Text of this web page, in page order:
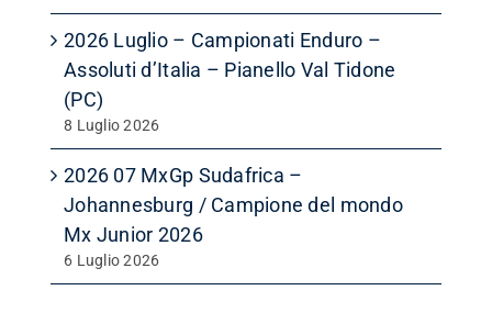
2026 Luglio – Campionati Enduro –
Assoluti d’Italia – Pianello Val Tidone
(PC)
8 Luglio 2026
2026 07 MxGp Sudafrica –
Johannesburg / Campione del mondo
Mx Junior 2026
6 Luglio 2026